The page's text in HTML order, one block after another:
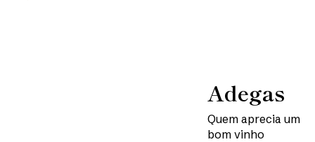
Adegas
Quem aprecia um
bom vinho